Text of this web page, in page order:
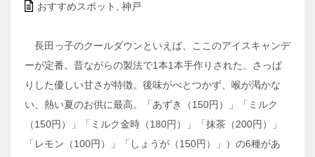
おすすめスポット , 神戸
長田っ子のクールダウンといえば、ここのアイスキャンデ
ーが定番。昔ながらの製法で1本1本手作りされた、さっぱ
りした優しい甘さが特徴。後味がべとつかず、喉が渇かな
い、熱い夏のお供に最高。「あずき（150円）」「ミルク
（150円）」「ミルク金時（180円）」「抹茶（200円）」
「レモン（100円）」「しょうが（150円）」）の6種があ